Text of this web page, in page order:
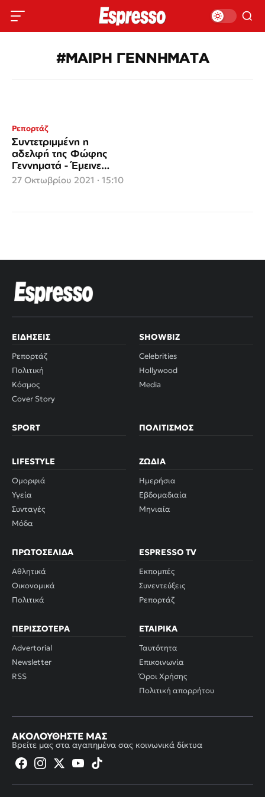
#ΜΑΙΡΗ ΓΕΝΝΗΜΑΤΑ
Ρεπορτάζ
Συντετριμμένη η
αδελφή της Φώφης
Γεννηματά - Έμεινε
μόνη με τη σορό
27 Οκτωβρίου 2021 · 15:10
ΕΙΔΉΣΕΙΣ
Ρεπορτάζ
Πολιτική
Κόσμος
Cover Story
SHOWBIZ
Celebrities
Hollywood
Media
SPORT ΠΟΛΙΤΙΣΜΌΣ
LIFESTYLE
Ομορφιά
Υγεία
Συνταγές
Μόδα
ΖΏΔΙΑ
Ημερήσια
Εβδομαδιαία
Μηνιαία
ΠΡΩΤΟΣΈΛΙΔΑ
Αθλητικά
Οικονομικά
Πολιτικά
ESPRESSO TV
Εκπομπές
Συνεντεύξεις
Ρεπορτάζ
ΠΕΡΙΣΣΌΤΕΡΑ
Advertorial
Newsletter
RSS
ΕΤΑΙΡΙΚΆ
Ταυτότητα
Επικοινωνία
Όροι Χρήσης
Πολιτική απορρήτου
ΑΚΟΛΟΥΘΉΣΤΕ ΜΑΣ
Βρείτε μας στα αγαπημένα σας κοινωνικά δίκτυα